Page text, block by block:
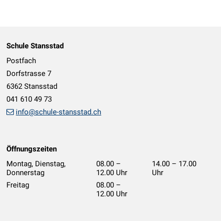
Schule Stansstad
Postfach
Dorfstrasse 7
6362 Stansstad
041 610 49 73
info@schule-stansstad.ch
Öffnungszeiten
Montag, Dienstag,
Donnerstag
08.00 –
12.00 Uhr
14.00 – 17.00
Uhr
Freitag
08.00 –
12.00 Uhr